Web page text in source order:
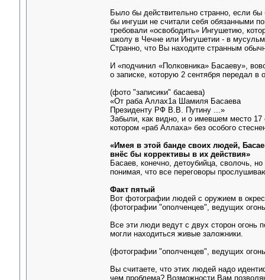
Было бы действительно странно, если
бы ингуши не считали себя обязанными
требовали «освободить» Ингушетию,
школу в Чечне или Ингушетии - в
Странно, что Вы находите странным
И «подчинил «Полковника» Басаеву»,
о записке, которую 2 сентября передал
(фото "записики" басаева)
«От раба Аллах1а Шамиля Басаева
Президенту РФ В.В. Путину ...»
Забыли, как видно, и о имевшем место 17
котором «раб Аллаха» без особого
«Имея в этой банде своих людей,
внёс бы коррективы в их действия»
Басаев, конечно, детоубийца, сволочь,
понимая, что все переговоры
Факт пятый
Вот фотографии людей с оружием в
(фотографии "ополченцев", ведущих
Все эти люди ведут с двух сторон
могли находиться живые заложники.
(фотографии "ополченцев", ведущих
Вы считаете, что этих людей надо
чем проблема? Возможности Вам